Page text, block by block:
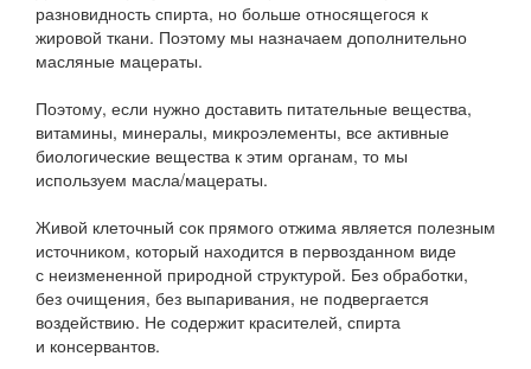
разновидность спирта, но больше относящегося к
жировой ткани. Поэтому мы назначаем дополнительно
масляные мацераты.
Поэтому, если нужно доставить питательные вещества,
витамины, минералы, микроэлементы, все активные
биологические вещества к этим органам, то мы
используем масла/мацераты.
Живой клеточный сок прямого отжима является полезным
источником, который находится в первозданном виде
с неизмененной природной структурой. Без обработки,
без очищения, без выпаривания, не подвергается
воздействию. Не содержит красителей, спирта
и консервантов.